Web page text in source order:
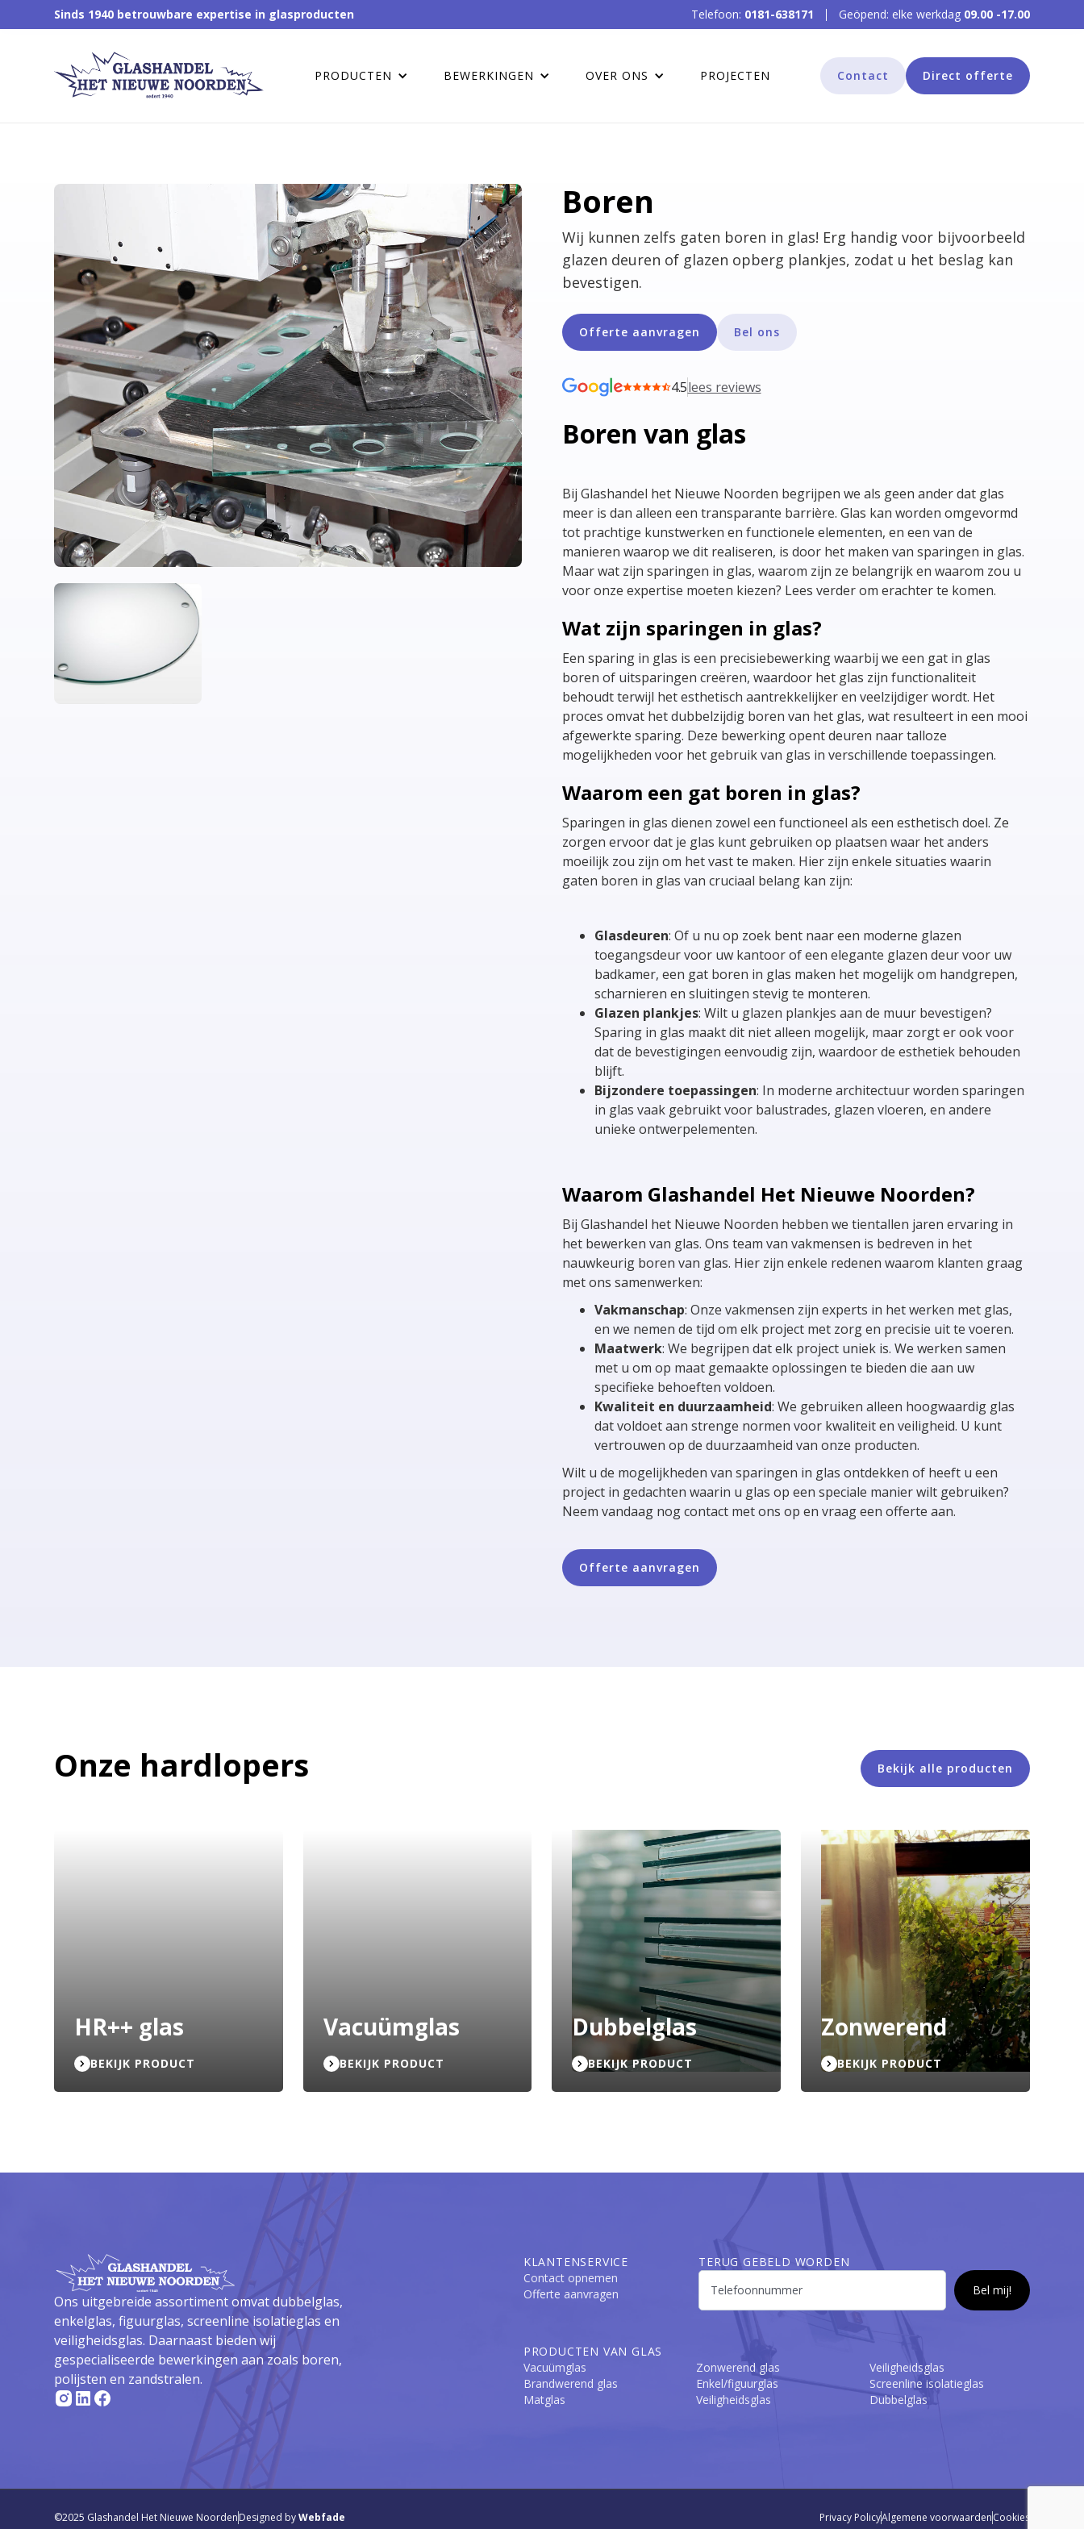
Sinds 1940 betrouwbare expertise in glasproducten Telefoon: 0181-638171 Geöpend: elke werkdag 09.00 -17.00
PRODUCTEN BEWERKINGEN OVER ONS PROJECTEN Contact Direct offerte
Boren
Wij kunnen zelfs gaten boren in glas! Erg handig voor bijvoorbeeld
glazen deuren of glazen opberg plankjes, zodat u het beslag kan
bevestigen.
Offerte aanvragen Bel ons
4.5lees reviews
Boren van glas
Bij Glashandel het Nieuwe Noorden begrijpen we als geen ander dat glas
meer is dan alleen een transparante barrière. Glas kan worden omgevormd
tot prachtige kunstwerken en functionele elementen, en een van de
manieren waarop we dit realiseren, is door het maken van sparingen in glas.
Maar wat zijn sparingen in glas, waarom zijn ze belangrijk en waarom zou u
voor onze expertise moeten kiezen? Lees verder om erachter te komen.
Wat zijn sparingen in glas?
Een sparing in glas is een precisiebewerking waarbij we een gat in glas
boren of uitsparingen creëren, waardoor het glas zijn functionaliteit
behoudt terwijl het esthetisch aantrekkelijker en veelzijdiger wordt. Het
proces omvat het dubbelzijdig boren van het glas, wat resulteert in een mooi
afgewerkte sparing. Deze bewerking opent deuren naar talloze
mogelijkheden voor het gebruik van glas in verschillende toepassingen.
Waarom een gat boren in glas?
Sparingen in glas dienen zowel een functioneel als een esthetisch doel. Ze
zorgen ervoor dat je glas kunt gebruiken op plaatsen waar het anders
moeilijk zou zijn om het vast te maken. Hier zijn enkele situaties waarin
gaten boren in glas van cruciaal belang kan zijn:
Glasdeuren: Of u nu op zoek bent naar een moderne glazen
toegangsdeur voor uw kantoor of een elegante glazen deur voor uw
badkamer, een gat boren in glas maken het mogelijk om handgrepen,
scharnieren en sluitingen stevig te monteren.
Glazen plankjes: Wilt u glazen plankjes aan de muur bevestigen?
Sparing in glas maakt dit niet alleen mogelijk, maar zorgt er ook voor
dat de bevestigingen eenvoudig zijn, waardoor de esthetiek behouden
blijft.
Bijzondere toepassingen: In moderne architectuur worden sparingen
in glas vaak gebruikt voor balustrades, glazen vloeren, en andere
unieke ontwerpelementen.
Waarom Glashandel Het Nieuwe Noorden?
Bij Glashandel het Nieuwe Noorden hebben we tientallen jaren ervaring in
het bewerken van glas. Ons team van vakmensen is bedreven in het
nauwkeurig boren van glas. Hier zijn enkele redenen waarom klanten graag
met ons samenwerken:
Vakmanschap: Onze vakmensen zijn experts in het werken met glas,
en we nemen de tijd om elk project met zorg en precisie uit te voeren.
Maatwerk: We begrijpen dat elk project uniek is. We werken samen
met u om op maat gemaakte oplossingen te bieden die aan uw
specifieke behoeften voldoen.
Kwaliteit en duurzaamheid: We gebruiken alleen hoogwaardig glas
dat voldoet aan strenge normen voor kwaliteit en veiligheid. U kunt
vertrouwen op de duurzaamheid van onze producten.
Wilt u de mogelijkheden van sparingen in glas ontdekken of heeft u een
project in gedachten waarin u glas op een speciale manier wilt gebruiken?
Neem vandaag nog contact met ons op en vraag een offerte aan.
Offerte aanvragen
Onze hardlopers Bekijk alle producten
HR++ glas
BEKIJK PRODUCT
Vacuümglas
BEKIJK PRODUCT
Dubbelglas
BEKIJK PRODUCT
Zonwerend
BEKIJK PRODUCT
Ons uitgebreide assortiment omvat dubbelglas,
enkelglas, figuurglas, screenline isolatieglas en
veiligheidsglas. Daarnaast bieden wij
gespecialiseerde bewerkingen aan zoals boren,
polijsten en zandstralen.
KLANTENSERVICE
Contact opnemen
Offerte aanvragen
TERUG GEBELD WORDEN
PRODUCTEN VAN GLAS
Vacuümglas
Brandwerend glas
Matglas
Zonwerend glas
Enkel/figuurglas
Veiligheidsglas
Veiligheidsglas
Screenline isolatieglas
Dubbelglas
©2025 Glashandel Het Nieuwe NoordenDesigned byWebfade Privacy PolicyAlgemene voorwaardenCookies